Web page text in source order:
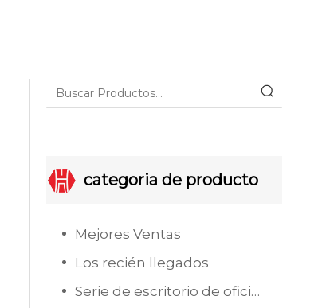
categoria de producto
Mejores Ventas
Los recién llegados
Serie de escritorio de oficina